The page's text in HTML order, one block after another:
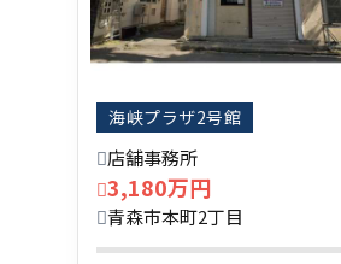
海峡プラザ2号館
店舗事務所
3,180万円
青森市本町2丁目